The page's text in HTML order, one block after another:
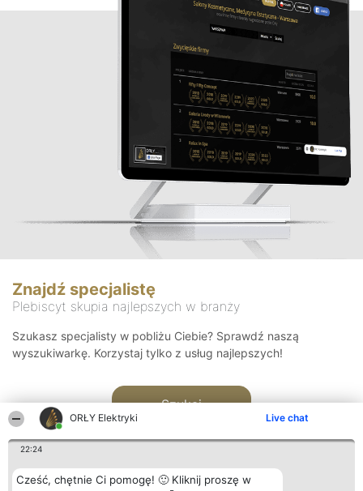
ORŁY Elektryki Live chat
22:24
Cześć, chętnie Ci pomogę! 🙂 Kliknij proszę w
Znajdź specjalistę
Plebiscyt skupia najlepszych w branży
Szukasz specjalisty w pobliżu Ciebie? Sprawdź naszą
wyszukiwarkę. Korzystaj tylko z usług najlepszych!
Szukaj